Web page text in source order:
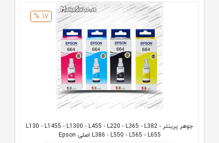
17 %
جوهر پرینتر L130 - L1455 - L1300 - L455 - L220 - L365 - L382 -
L386 - L550 - L565 - L655 اصلی Epson